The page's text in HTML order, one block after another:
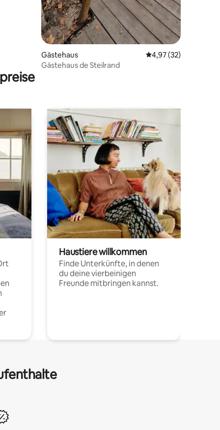
Gästehaus Durchschnittliche
4,97 (32)
Gästehaus de Steilrand
Haustiere willkommen
Finde Unterkünfte, in denen
du deine vierbeinigen
Freunde mitbringen kannst.